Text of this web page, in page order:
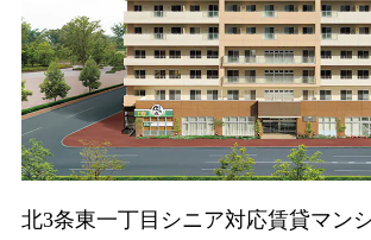
北3条東一丁目シニア対応賃貸マン